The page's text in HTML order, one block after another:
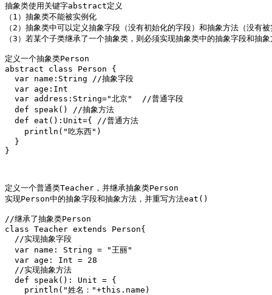
抽象类使用关键字abstract定义
（1）抽象类不能被实例化
（2）抽象类中可以定义抽象字段（没有初始化的字段）和抽象方法（没有
（3）若某个子类继承了一个抽象类，则必须实现抽象类中的抽象字段和
定义一个抽象类Person
abstract class Person {
  var name:String //抽象字段
  var age:Int
  var address:String="北京"  //普通字段
  def speak() //抽象方法
  def eat():Unit={ //普通方法
    println("吃东西")
  }
}
定义一个普通类Teacher，并继承抽象类Person
实现Person中的抽象字段和抽象方法，并重写方法eat()
//继承了抽象类Person
class Teacher extends Person{
  //实现抽象字段
  var name: String = "王丽"
  var age: Int = 28
  //实现抽象方法
  def speak(): Unit = {
    println("姓名："+this.name)